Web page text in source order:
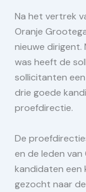
Na het vertrek
Oranje
nieuwe
was heeft de
sollicitanten
drie goede
proefdirectie.
De
en de leden
kandidaten een
gezocht naar